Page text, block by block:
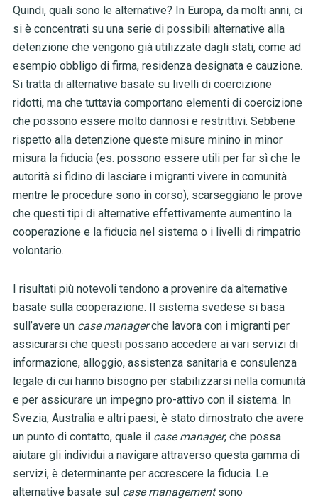
Quindi, quali sono le alternative? In Europa, da molti anni, ci
si è concentrati su una serie di possibili alternative alla
detenzione che vengono già utilizzate dagli stati, come ad
esempio obbligo di firma, residenza designata e cauzione.
Si tratta di alternative basate su livelli di coercizione
ridotti, ma che tuttavia comportano elementi di coercizione
che possono essere molto dannosi e restrittivi. Sebbene
rispetto alla detenzione queste misure minino in minor
misura la fiducia (es. possono essere utili per far sì che le
autorità si fidino di lasciare i migranti vivere in comunità
mentre le procedure sono in corso), scarseggiano le prove
che questi tipi di alternative effettivamente aumentino la
cooperazione e la fiducia nel sistema o i livelli di rimpatrio
volontario.
I risultati più notevoli tendono a provenire da alternative
basate sulla cooperazione. Il sistema svedese si basa
sull’avere un case managerche lavora con i migranti per
assicurarsi che questi possano accedere ai vari servizi di
informazione, alloggio, assistenza sanitaria e consulenza
legale di cui hanno bisogno per stabilizzarsi nella comunità
e per assicurare un impegno pro-attivo con il sistema. In
Svezia, Australia e altri paesi, è stato dimostrato che avere
un punto di contatto, quale il case manager, che possa
aiutare gli individui a navigare attraverso questa gamma di
servizi, è determinante per accrescere la fiducia. Le
alternative basate sul case managementsono